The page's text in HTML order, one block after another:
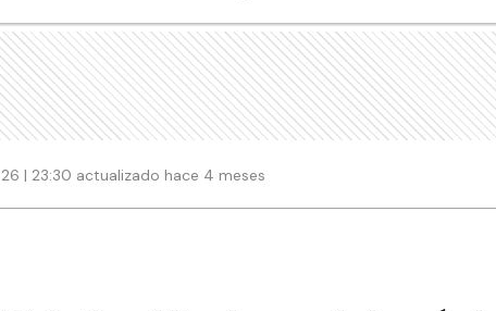
| 23:30 actualizado hace 4 meses